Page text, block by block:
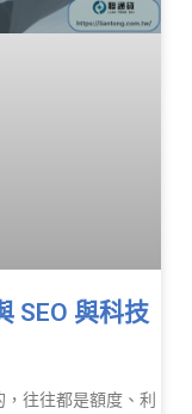
SEO 與科技
往往都是額度、利